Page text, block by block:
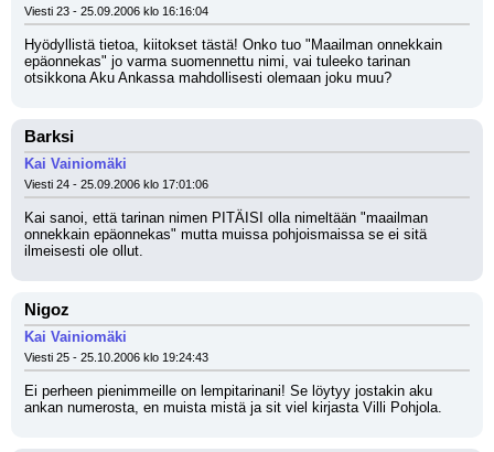
Viesti 23 - 25.09.2006 klo 16:16:04
Hyödyllistä tietoa, kiitokset tästä! Onko tuo "Maailman onnekkain
epäonnekas" jo varma suomennettu nimi, vai tuleeko tarinan
otsikkona Aku Ankassa mahdollisesti olemaan joku muu?
Barksi
Kai Vainiomäki
Viesti 24 - 25.09.2006 klo 17:01:06
Kai sanoi, että tarinan nimen PITÄISI olla nimeltään "maailman
onnekkain epäonnekas" mutta muissa pohjoismaissa se ei sitä
ilmeisesti ole ollut.
Nigoz
Kai Vainiomäki
Viesti 25 - 25.10.2006 klo 19:24:43
Ei perheen pienimmeille on lempitarinani! Se löytyy jostakin aku
ankan numerosta, en muista mistä ja sit viel kirjasta Villi Pohjola.